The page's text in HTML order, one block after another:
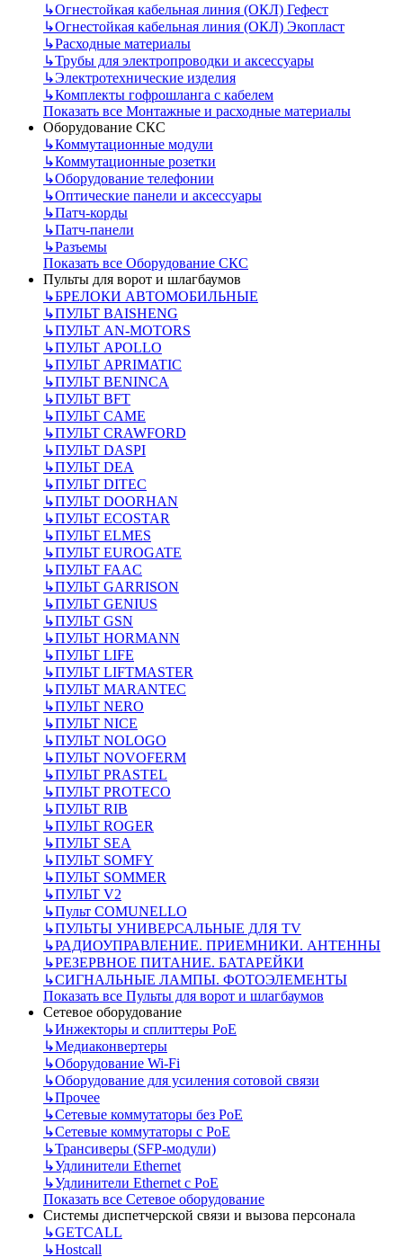
↳Огнестойкая кабельная линия (ОКЛ) Гефест
↳Огнестойкая кабельная линия (ОКЛ) Экопласт
↳Расходные материалы
↳Трубы для электропроводки и аксессуары
↳Электротехнические изделия
↳Комплекты гофрошланга с кабелем
Показать все Монтажные и расходные материалы
Оборудование СКС
↳Коммутационные модули
↳Коммутационные розетки
↳Оборудование телефонии
↳Оптические панели и аксессуары
↳Патч-корды
↳Патч-панели
↳Разъемы
Показать все Оборудование СКС
Пульты для ворот и шлагбаумов
↳БРЕЛОКИ АВТОМОБИЛЬНЫЕ
↳ПУЛЬТ BAISHENG
↳ПУЛЬТ AN-MOTORS
↳ПУЛЬТ APOLLO
↳ПУЛЬТ APRIMATIC
↳ПУЛЬТ BENINCA
↳ПУЛЬТ BFT
↳ПУЛЬТ CAME
↳ПУЛЬТ CRAWFORD
↳ПУЛЬТ DASPI
↳ПУЛЬТ DEA
↳ПУЛЬТ DITEC
↳ПУЛЬТ DOORHAN
↳ПУЛЬТ ECOSTAR
↳ПУЛЬТ ELMES
↳ПУЛЬТ EUROGATE
↳ПУЛЬТ FAAC
↳ПУЛЬТ GARRISON
↳ПУЛЬТ GENIUS
↳ПУЛЬТ GSN
↳ПУЛЬТ HORMANN
↳ПУЛЬТ LIFE
↳ПУЛЬТ LIFTMASTER
↳ПУЛЬТ MARANTEC
↳ПУЛЬТ NERO
↳ПУЛЬТ NICE
↳ПУЛЬТ NOLOGO
↳ПУЛЬТ NOVOFERM
↳ПУЛЬТ PRASTEL
↳ПУЛЬТ PROTECO
↳ПУЛЬТ RIB
↳ПУЛЬТ ROGER
↳ПУЛЬТ SEA
↳ПУЛЬТ SOMFY
↳ПУЛЬТ SOMMER
↳ПУЛЬТ V2
↳Пульт СOMUNELLO
↳ПУЛЬТЫ УНИВЕРСАЛЬНЫЕ ДЛЯ TV
↳РАДИОУПРАВЛЕНИЕ. ПРИЕМНИКИ. АНТЕННЫ
↳РЕЗЕРВНОЕ ПИТАНИЕ. БАТАРЕЙКИ
↳СИГНАЛЬНЫЕ ЛАМПЫ. ФОТОЭЛЕМЕНТЫ
Показать все Пульты для ворот и шлагбаумов
Сетевое оборудование
↳Инжекторы и сплиттеры РоЕ
↳Медиаконвертеры
↳Оборудование Wi-Fi
↳Оборудование для усиления сотовой связи
↳Прочее
↳Сетевые коммутаторы без РоЕ
↳Сетевые коммутаторы с РоЕ
↳Трансиверы (SFP-модули)
↳Удлинители Ethernet
↳Удлинители Ethernet с PoE
Показать все Сетевое оборудование
Системы диспетчерской связи и вызова персонала
↳GETCALL
↳Hostcall